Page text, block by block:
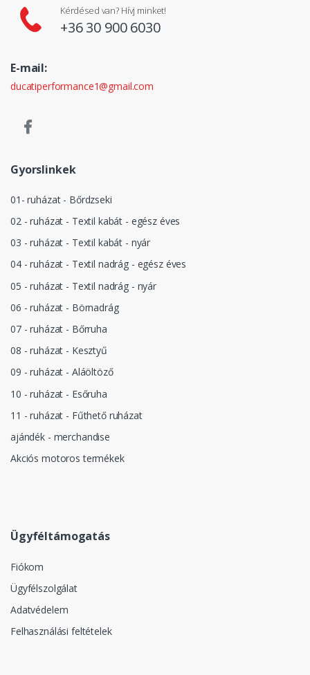
Kérdésed van? Hívj minket!
+36 30 900 6030
E-mail:
ducatiperformance1@gmail.com
Gyorslinkek
01- ruházat - Bőrdzseki
02 - ruházat - Textil kabát - egész éves
03 - ruházat - Textil kabát - nyár
04 - ruházat - Textil nadrág - egész éves
05 - ruházat - Textil nadrág - nyár
06 - ruházat - Börnadrág
07 - ruházat - Bőrruha
08 - ruházat - Kesztyű
09 - ruházat - Aláöltöző
10 - ruházat - Esőruha
11 - ruházat - Fűthető ruházat
ajándék - merchandise
Akciós motoros termékek
Ügyféltámogatás
Fiókom
Ügyfélszolgálat
Adatvédelem
Felhasználási feltételek